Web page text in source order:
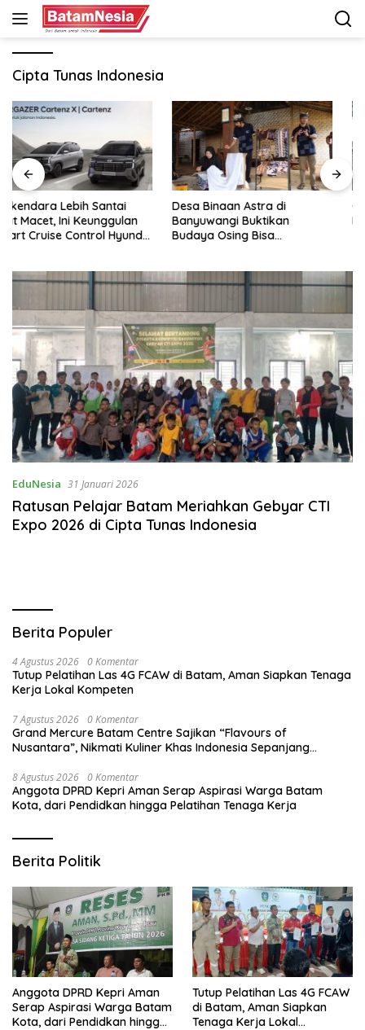
Langsung
Cipta Tunas Indonesia
Desa Binaan Astra di
Banyuwangi Buktikan
Budaya Osing Bisa
GAC Catat Pertumbuhan
Pesat di Indonesia, Aion UT
Jadi Kontributor Terbesar
EduNesia 31 Januari 2026
Ratusan Pelajar Batam Meriahkan Gebyar CTI
Expo 2026 di Cipta Tunas Indonesia
Berita Populer
4 Agustus 2026 0 Komentar
Tutup Pelatihan Las 4G FCAW di Batam, Aman Siapkan Tenaga
Kerja Lokal Kompeten
7 Agustus 2026 0 Komentar
Grand Mercure Batam Centre Sajikan “Flavours of
Nusantara”, Nikmati Kuliner Khas Indonesia Sepanjang
8 Agustus 2026 0 Komentar
Anggota DPRD Kepri Aman Serap Aspirasi Warga Batam
Kota, dari Pendidkan hingga Pelatihan Tenaga Kerja
Berita Politik
Anggota DPRD Kepri Aman
Serap Aspirasi Warga Batam
Kota, dari Pendidkan hingga
Tutup Pelatihan Las 4G FCAW
di Batam, Aman Siapkan
Tenaga Kerja Lokal